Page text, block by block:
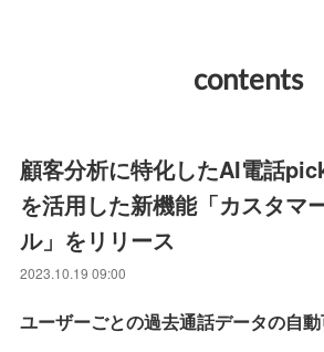
contents
顧客分析に特化したAI電話
を活用した新機能「カスタマ
ル」をリリース
2023.10.19 09:00
ユーザーごとの過去通話データの自